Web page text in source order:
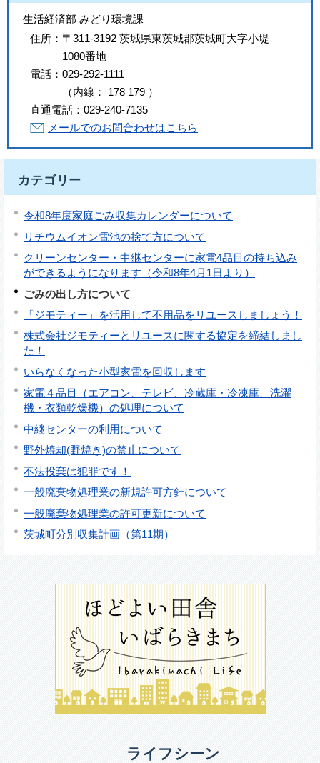
生活経済部 みどり環境課
住所： 〒311-3192 茨城県東茨城郡茨城町大字小堤
1080番地
電話： 029-292-1111
（内線 ： 178 179 ）
直通電話： 029-240-7135
メールでのお問合わせはこちら
カテゴリー
令和8年度家庭ごみ収集カレンダーについて
リチウムイオン電池の捨て方について
クリーンセンター・中継センターに家電4品目の持ち込み
ができるようになります（令和8年4月1日より）
ごみの出し方について
「ジモティー」を活用して不用品をリユースしましょう！
株式会社ジモティーとリユースに関する協定を締結しまし
た！
いらなくなった小型家電を回収します
家電４品目（エアコン、テレビ、冷蔵庫・冷凍庫、洗濯
機・衣類乾燥機）の処理について
中継センターの利用について
野外焼却(野焼き)の禁止について
不法投棄は犯罪です！
一般廃棄物処理業の新規許可方針について
一般廃棄物処理業の許可更新について
茨城町分別収集計画（第11期）
ライフシーン